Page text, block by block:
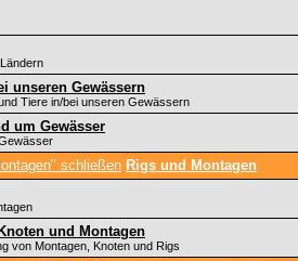
unseren Gewässern
Tiere in/bei unseren Gewässern
um Gewässer
Rigs und Montagen
und Montagen
von Montagen, Knoten und Rigs